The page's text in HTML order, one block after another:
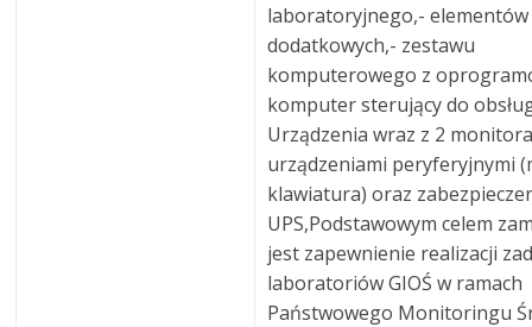
laboratoryjnego,- elementów
dodatkowych,- zestawu
komputerowego z
komputer sterujący do
Urządzenia wraz z 2
urządzeniami peryferyjnymi
klawiatura) oraz
UPS,Podstawowym celem
jest zapewnienie realizacji
laboratoriów GIOŚ w ramach
Państwowego Monitoringu